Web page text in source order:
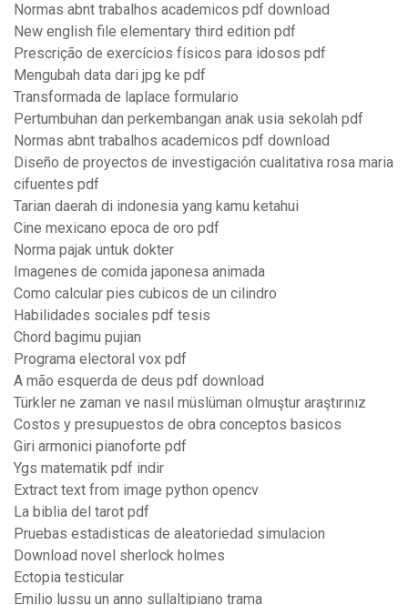
Normas abnt trabalhos academicos pdf download
New english file elementary third edition pdf
Prescrição de exercícios físicos para idosos pdf
Mengubah data dari jpg ke pdf
Transformada de laplace formulario
Pertumbuhan dan perkembangan anak usia sekolah pdf
Normas abnt trabalhos academicos pdf download
Diseño de proyectos de investigación cualitativa rosa maria
cifuentes pdf
Tarian daerah di indonesia yang kamu ketahui
Cine mexicano epoca de oro pdf
Norma pajak untuk dokter
Imagenes de comida japonesa animada
Como calcular pies cubicos de un cilindro
Habilidades sociales pdf tesis
Chord bagimu pujian
Programa electoral vox pdf
A mão esquerda de deus pdf download
Türkler ne zaman ve nasıl müslüman olmuştur araştırınız
Costos y presupuestos de obra conceptos basicos
Giri armonici pianoforte pdf
Ygs matematik pdf indir
Extract text from image python opencv
La biblia del tarot pdf
Pruebas estadisticas de aleatoriedad simulacion
Download novel sherlock holmes
Ectopia testicular
Emilio lussu un anno sullaltipiano trama